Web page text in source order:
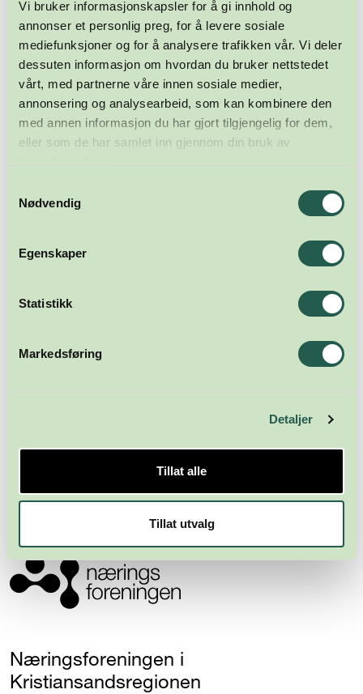
Vi bruker informasjonskapsler for å gi innhold og
annonser et personlig preg, for å levere sosiale
mediefunksjoner og for å analysere trafikken vår. Vi deler
dessuten informasjon om hvordan du bruker nettstedet
vårt, med partnerne våre innen sosiale medier,
annonsering og analysearbeid, som kan kombinere den
med annen informasjon du har gjort tilgjengelig for dem,
eller som de har samlet inn gjennom din bruk av
Nødvendig
Egenskaper
Statistikk
Markedsføring
Detaljer
Tillat alle
Tillat utvalg
Meld deg på nyhetsbrevet
Næringsforeningen i
Kristiansandsregionen